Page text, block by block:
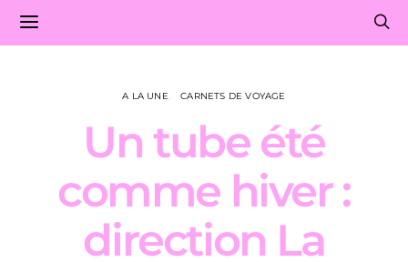
A LA UNE CARNETS DE VOYAGE
Un tube été
comme hiver :
direction La